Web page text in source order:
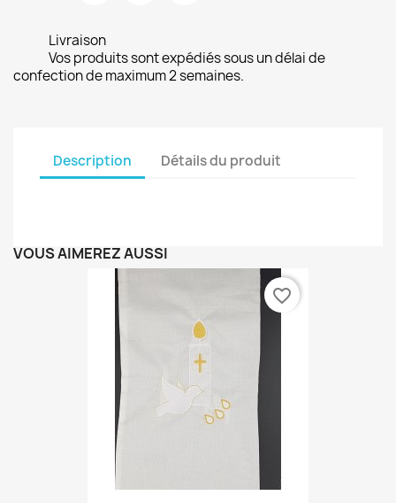
Livraison
Vos produits sont expédiés sous un délai de
confection de maximum 2 semaines.
Description Détails du produit
VOUS AIMEREZ AUSSI
favorite_border